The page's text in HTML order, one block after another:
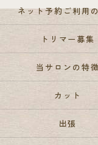
ネット予約ご利用
トリマー募集
当サロンの特徴
カット
出張